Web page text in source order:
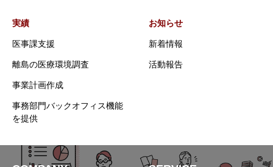
実績
医事課支援
離島の医療環境調査
事業計画作成
事務部門バックオフィス機能
を提供
お知らせ
新着情報
活動報告